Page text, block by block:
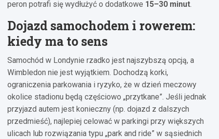
peron potrafi się wydłużyć o dodatkowe 15–30 minut.
Dojazd samochodem i rowerem:
kiedy ma to sens
Samochód w Londynie rzadko jest najszybszą opcją, a
Wimbledon nie jest wyjątkiem. Dochodzą korki,
ograniczenia parkowania i ryzyko, że w dzień meczowy
okolice stadionu będą częściowo „przytkane”. Jeśli jednak
przyjazd autem jest konieczny (np. dojazd z dalszych
przedmieść), najlepiej celować w parkingi przy większych
ulicach lub rozwiązania typu „park and ride” w sąsiednich